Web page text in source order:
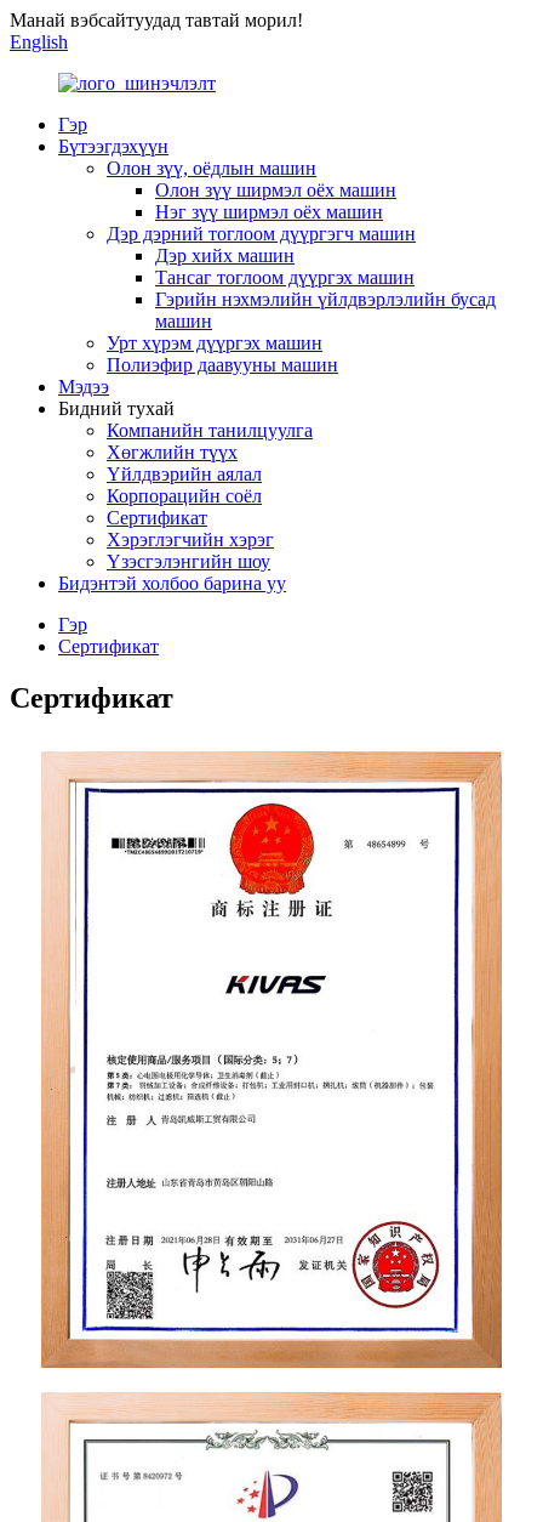
Манай вэбсайтуудад тавтай морил!
English
Гэр
Бүтээгдэхүүн
Олон зүү, оёдлын машин
Олон зүү ширмэл оёх машин
Нэг зүү ширмэл оёх машин
Дэр дэрний тоглоом дүүргэгч машин
Дэр хийх машин
Тансаг тоглоом дүүргэх машин
Гэрийн нэхмэлийн үйлдвэрлэлийн бусад
машин
Урт хүрэм дүүргэх машин
Полиэфир даавууны машин
Мэдээ
Бидний тухай
Компанийн танилцуулга
Хөгжлийн түүх
Үйлдвэрийн аялал
Корпорацийн соёл
Сертификат
Хэрэглэгчийн хэрэг
Үзэсгэлэнгийн шоу
Бидэнтэй холбоо барина уу
Гэр
Сертификат
Сертификат